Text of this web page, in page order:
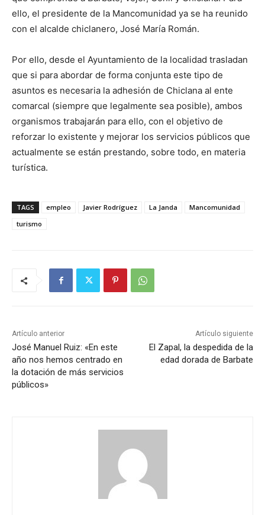
ello, el presidente de la Mancomunidad ya se ha reunido
con el alcalde chiclanero, José María Román.
Por ello, desde el Ayuntamiento de la localidad trasladan
que si para abordar de forma conjunta este tipo de
asuntos es necesaria la adhesión de Chiclana al ente
comarcal (siempre que legalmente sea posible), ambos
organismos trabajarán para ello, con el objetivo de
reforzar lo existente y mejorar los servicios públicos que
actualmente se están prestando, sobre todo, en materia
turística.
TAGS empleo Javier Rodríguez La Janda
Mancomunidad
turismo
Artículo anterior
José Manuel Ruiz: «En este
año nos hemos centrado en
la dotación de más servicios
públicos»
Artículo siguiente
El Zapal, la despedida de la
edad dorada de Barbate